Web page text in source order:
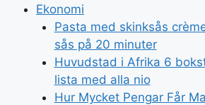
Ekonomi
Pasta med skinksås
sås på 20 minuter
Huvudstad i Afrika 6
lista med alla nio
Hur Mycket Pengar Får